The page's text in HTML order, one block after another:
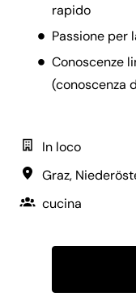
rapido
Passione per
Conoscenze
(conoscenza
In loco
Graz,
cucina